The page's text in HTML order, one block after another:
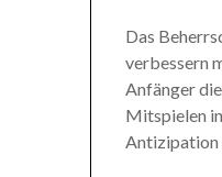
Das
verbessern
Anfänger
Mitspielen
Antizipation